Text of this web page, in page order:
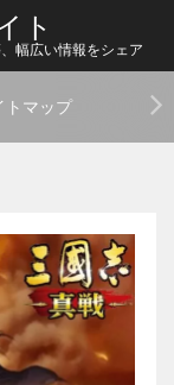
ト
幅広い情報をシェア
トマップ